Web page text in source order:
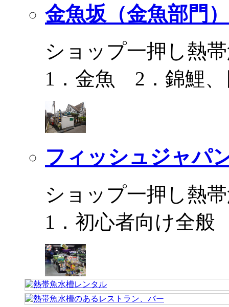
金魚坂（金魚部門）
ショップ一押し熱
1．金魚 2．錦鯉、
フィッシュジャパ
ショップ一押し熱
1．初心者向け全